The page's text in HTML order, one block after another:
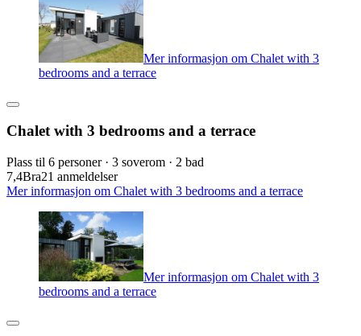
Mer informasjon om Chalet with 3
bedrooms and a terrace
Chalet with 3 bedrooms and a terrace
Plass til 6 personer · 3 soverom · 2 bad
7,4Bra21 anmeldelser
Mer informasjon om Chalet with 3 bedrooms and a terrace
Mer informasjon om Chalet with 3
bedrooms and a terrace